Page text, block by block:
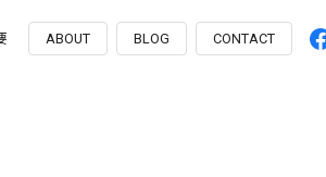
ABOUT BLOG CONTACT